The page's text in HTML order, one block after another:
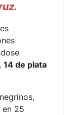
,14 de plata
en 25